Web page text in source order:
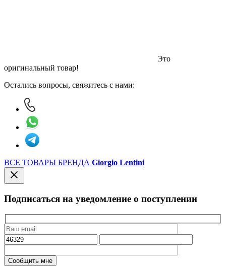
Это
оригинальный товар!
Остались вопросы, свяжитесь с нами:
ВСЕ ТОВАРЫ БРЕНДА Giorgio Lentini
Подписаться на уведомление о поступлении